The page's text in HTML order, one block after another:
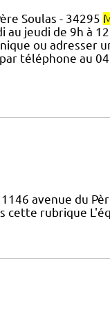
Soulas - 34295
au jeudi de 9h à
ou adresser
téléphone au
avenue du
cette rubrique